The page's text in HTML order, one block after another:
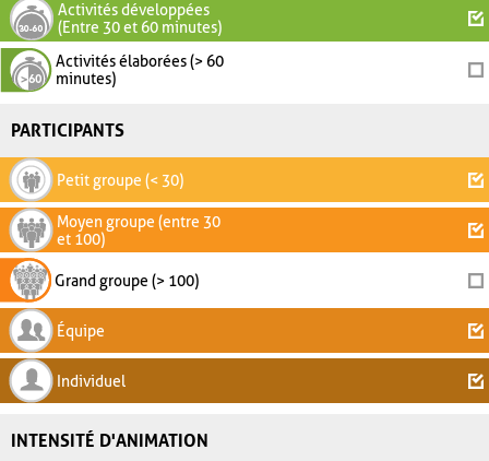
Activités développées
(Entre 30 et 60 minutes)
Activités élaborées (> 60
minutes)
PARTICIPANTS
Petit groupe (< 30)
Moyen groupe (entre 30
et 100)
Grand groupe (> 100)
Équipe
Individuel
INTENSITÉ D'ANIMATION